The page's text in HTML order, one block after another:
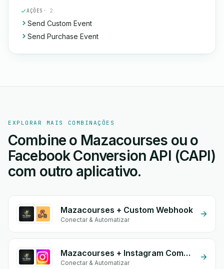
AÇÕES · 2
Send Custom Event
Send Purchase Event
EXPLORAR MAIS COMBINAÇÕES
Combine o Mazacourses ou o
Facebook Conversion API (CAPI)
com outro aplicativo.
Mazacourses + Custom Webhook
Conectar & Automatizar
Mazacourses + Instagram Comment
Conectar & Automatizar